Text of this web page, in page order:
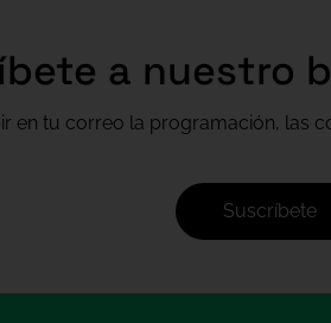
a nuestro
en tu correo la programación, las
Suscríbete